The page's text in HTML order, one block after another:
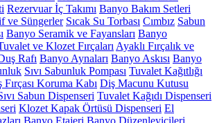
Rezervuar İç Takımı Banyo Bakım Setleri
ve Süngerler Sıcak Su Torbası Cımbız Sabun
Banyo Seramik ve Fayansları Banyo
ve Klozet Fırçaları Ayaklı Fırçalık ve
Rafı Banyo Aynaları Banyo Askısı Banyo
Sıvı Sabunluk Pompası Tuvalet Kağıtlığı
Fırçası Koruma Kabı Diş Macunu Kutusu
Sabun Dispenseri Tuvalet Kağıdı Dispenseri
Klozet Kapak Örtüsü Dispenseri El
Banyo Etajeri Banyo Düzenleyicileri